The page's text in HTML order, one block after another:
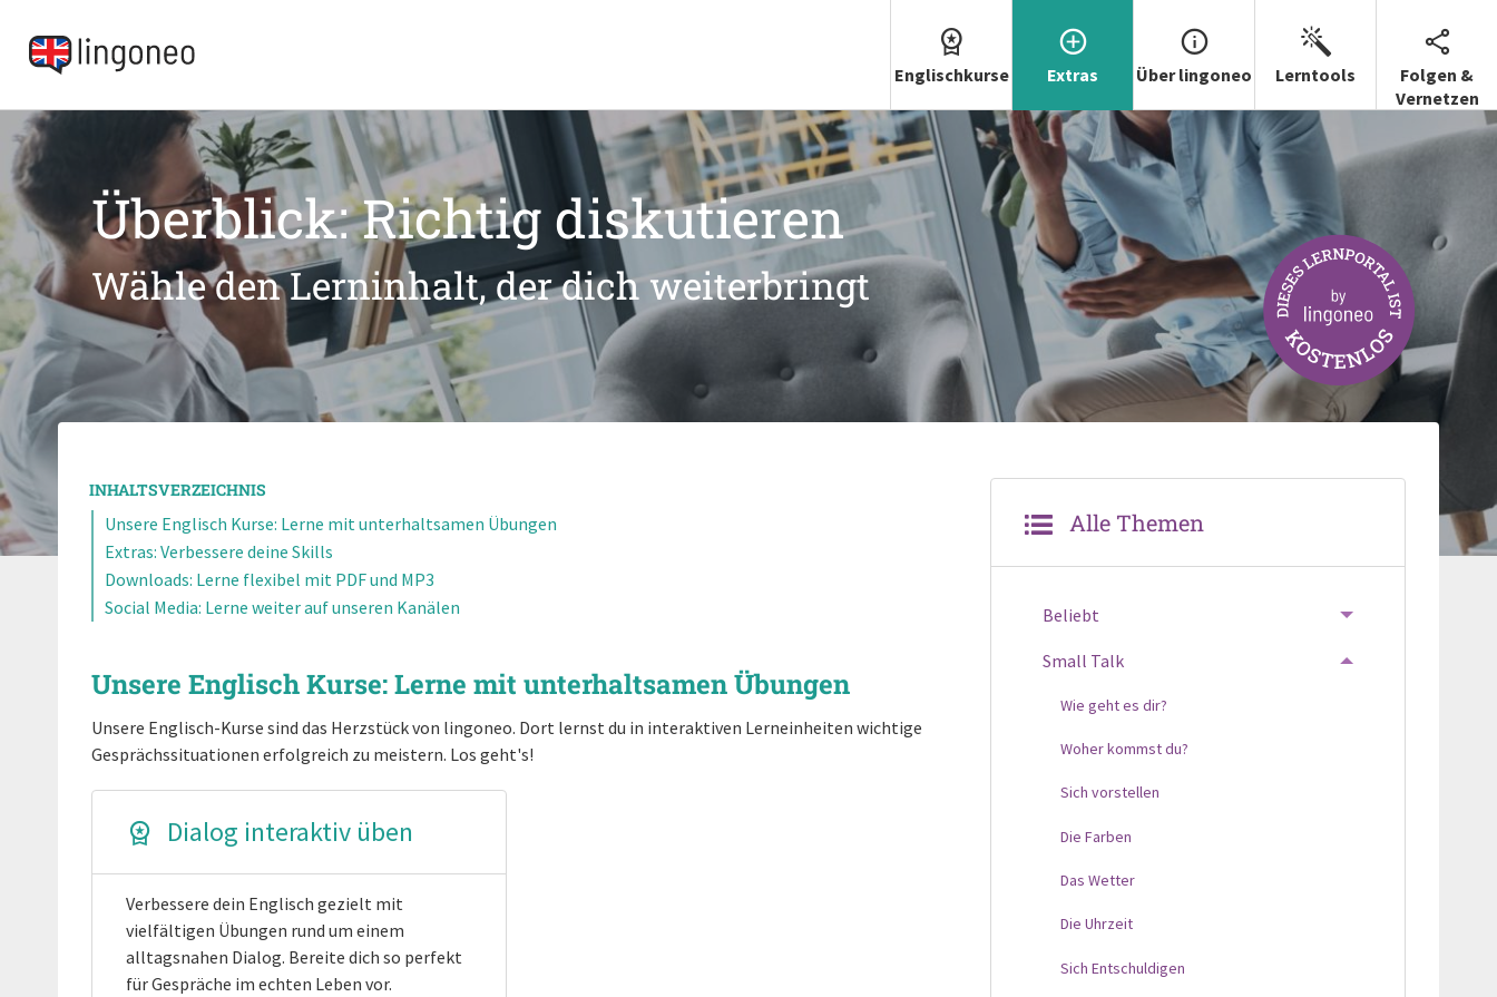
Englischkurse Extras Über lingoneo Lerntools
Folgen &
Vernetzen
Überblick: Richtig diskutieren
Wähle den Lerninhalt, der dich weiterbringt
INHALTSVERZEICHNIS
Unsere Englisch Kurse: Lerne mit unterhaltsamen Übungen
Extras: Verbessere deine Skills
Downloads: Lerne flexibel mit PDF und MP3
Social Media: Lerne weiter auf unseren Kanälen
Unsere Englisch Kurse: Lerne mit unterhaltsamen Übungen
Unsere Englisch-Kurse sind das Herzstück von lingoneo. Dort lernst du in interaktiven Lerneinheiten wichtige
Gesprächssituationen erfolgreich zu meistern. Los geht's!
Dialog interaktiv üben
Verbessere dein Englisch gezielt mit
vielfältigen Übungen rund um einem
alltagsnahen Dialog. Bereite dich so perfekt
für Gespräche im echten Leben vor.
Alle Themen
Beliebt
Small Talk
Wie geht es dir?
Woher kommst du?
Sich vorstellen
Die Farben
Das Wetter
Die Uhrzeit
Sich Entschuldigen